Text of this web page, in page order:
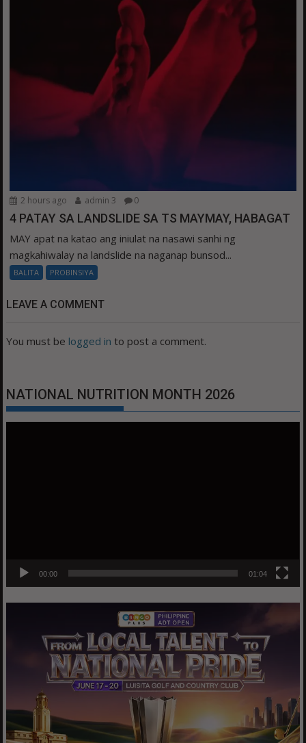
2 hours ago admin 3 0
4 PATAY SA LANDSLIDE SA TS MAYMAY, HABAGAT
MAY apat na katao ang iniulat na nasawi sanhi ng
magkahiwalay na landslide na naganap bunsod...
BALITA PROBINSIYA
LEAVE A COMMENT
You must be logged in to post a comment.
NATIONAL NUTRITION MONTH 2026
00:00 01:04